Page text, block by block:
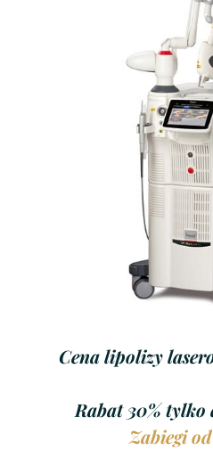
Cena lipolizy
Rabat 30% tylko
Zabiegi